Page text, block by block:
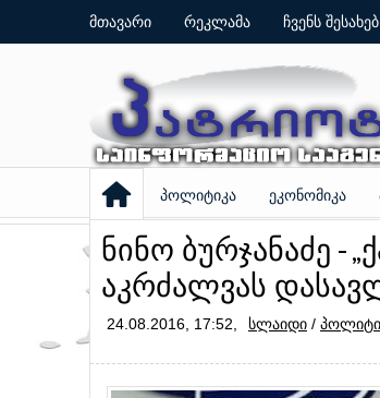
მთავარი რეკლამა ჩვენს შესახებ
პოლიტიკა ეკონომიკა
ნინო ბურჯანაძე -
აკრძალვას
24.08.2016, 17:52, სლაიდი /